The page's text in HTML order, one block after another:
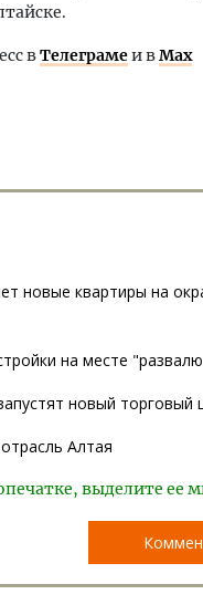
вТелеграмеи вMax
новые квартиры на
на месте
новый торговый
Алтая
выделите